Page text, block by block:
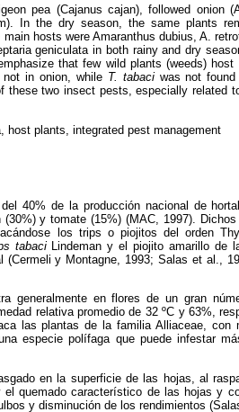
pea (Cajanus cajan), followed onion
In the dry season, the same plants
hosts were Amaranthus dubius, A.
geniculata in both rainy and dry
that few wild plants (weeds)
in onion, while T. tabaci was not
two insect pests, especially related
host plants, integrated pest management
40% de la producción nacional de
y tomate (15%) (MAC, 1997).
los trips o piojitos del orden
tabaci Lindeman y el piojito amarillo de
y Montagne, 1993; Salas et al.,
generalmente en flores de un gran
relativa promedio de 32 ºC y 63%,
las plantas de la familia Alliaceae, con
especie polífaga que puede infestar
en la superficie de las hojas, al
quemado característico de las hojas y
y disminución de los rendimientos